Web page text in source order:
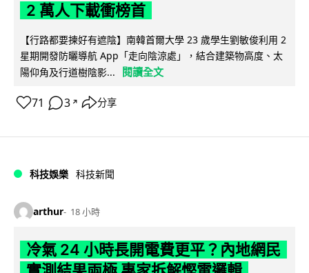
2 萬人下載衝榜首
【行路都要揀好有遮陰】南韓首爾大學 23 歲學生劉敏俊利用 2
星期開發防曬導航 App「走向陰涼處」，結合建築物高度、太
陽仰角及行道樹陰影...
閱讀全文
71 3 ↗ 分享
科技娛樂 科技新聞
arthur 18 小時
冷氣 24 小時長開電費更平？內地網民